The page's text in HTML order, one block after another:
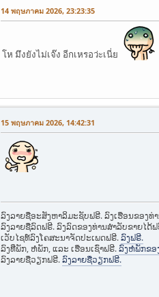
14 พฤษภาคม 2026, 23:23:35
โห มึงยังไม่เจ๊ง อีกเหรอว่ะเนี่ย
15 พฤษภาคม 2026, 14:42:31
ລົງລາຍຊື່ອະສັງຫາລິມະຊັບຟຣີ. ລົງເຮືອນຂອງທ່
ລົງລາຍຊື່ລົດຟຣີ. ລົງລົດຂອງທ່ານສຳລັບຂາຍໄດ້
ເວັບໄຊທ໌ລົງໂຄສະນາຈັດປະເພດຟຣີ.ລົງຟຣີ.
ລົງທີ່ພັກ, ຫໍພັກ, ແລະ ເຮືອນເຊົ່າຟຣີ.ລົງຫໍພັກຂອ
ລົງລາຍຊື່ວຽກຟຣີ.ລົງລາຍຊື່ວຽກຟຣີ.